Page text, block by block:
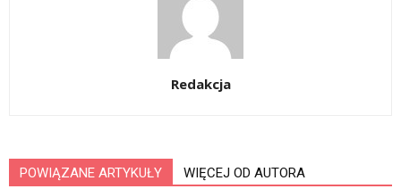
Redakcja
POWIĄZANE ARTYKUŁY WIĘCEJ OD AUTORA